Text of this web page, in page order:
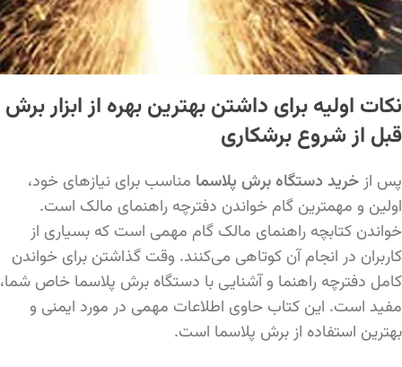
نکات اولیه برای داشتن بهترین بهره از ابزار برش
قبل از شروع برشکاری
پس ازخرید دستگاه برش پلاسما مناسب برای نیازهای خود،
اولین و مهمترین گام خواندن دفترچه راهنمای مالک است.
خواندن کتابچه راهنمای مالک گام مهمی است که بسیاری از
کاربران در انجام آن کوتاهی می‌کنند. وقت گذاشتن برای خواندن
کامل دفترچه راهنما و آشنایی با دستگاه برش پلاسما خاص شما،
مفید است. این کتاب حاوی اطلاعات مهمی در مورد ایمنی و
بهترین استفاده از برش پلاسما است.